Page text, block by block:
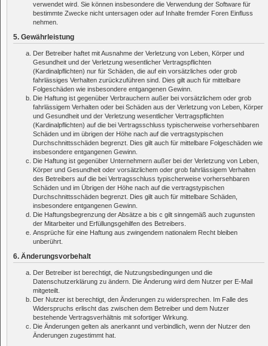
verwendet wird. Sie können insbesondere die Verwendung der Software für
bestimmte Zwecke nicht untersagen oder auf Inhalte fremder Foren Einfluss
nehmen.
5. Gewährleistung
Der Betreiber haftet mit Ausnahme der Verletzung von Leben, Körper und
Gesundheit und der Verletzung wesentlicher Vertragspflichten
(Kardinalpflichten) nur für Schäden, die auf ein vorsätzliches oder grob
fahrlässiges Verhalten zurückzuführen sind. Dies gilt auch für mittelbare
Folgeschäden wie insbesondere entgangenen Gewinn.
Die Haftung ist gegenüber Verbrauchern außer bei vorsätzlichem oder grob
fahrlässigem Verhalten oder bei Schäden aus der Verletzung von Leben, Körper
und Gesundheit und der Verletzung wesentlicher Vertragspflichten
(Kardinalpflichten) auf die bei Vertragsschluss typischerweise vorhersehbaren
Schäden und im übrigen der Höhe nach auf die vertragstypischen
Durchschnittsschäden begrenzt. Dies gilt auch für mittelbare Folgeschäden wie
insbesondere entgangenen Gewinn.
Die Haftung ist gegenüber Unternehmern außer bei der Verletzung von Leben,
Körper und Gesundheit oder vorsätzlichem oder grob fahrlässigem Verhalten
des Betreibers auf die bei Vertragsschluss typischerweise vorhersehbaren
Schäden und im Übrigen der Höhe nach auf die vertragstypischen
Durchschnittsschäden begrenzt. Dies gilt auch für mittelbare Schäden,
insbesondere entgangenen Gewinn.
Die Haftungsbegrenzung der Absätze a bis c gilt sinngemäß auch zugunsten
der Mitarbeiter und Erfüllungsgehilfen des Betreibers.
Ansprüche für eine Haftung aus zwingendem nationalem Recht bleiben
unberührt.
6. Änderungsvorbehalt
Der Betreiber ist berechtigt, die Nutzungsbedingungen und die
Datenschutzerklärung zu ändern. Die Änderung wird dem Nutzer per E-Mail
mitgeteilt.
Der Nutzer ist berechtigt, den Änderungen zu widersprechen. Im Falle des
Widerspruchs erlischt das zwischen dem Betreiber und dem Nutzer
bestehende Vertragsverhältnis mit sofortiger Wirkung.
Die Änderungen gelten als anerkannt und verbindlich, wenn der Nutzer den
Änderungen zugestimmt hat.